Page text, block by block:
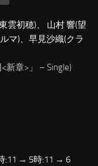
雲初穂)、 山村 響(望
マ)、早見沙織(クラ
新章>」 – Single)
:11 → 5時:11 → 6